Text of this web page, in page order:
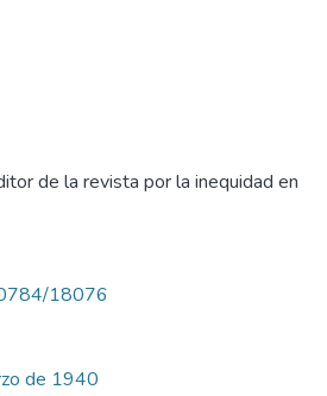
de la revista por la inequidad en
18076
de 1940